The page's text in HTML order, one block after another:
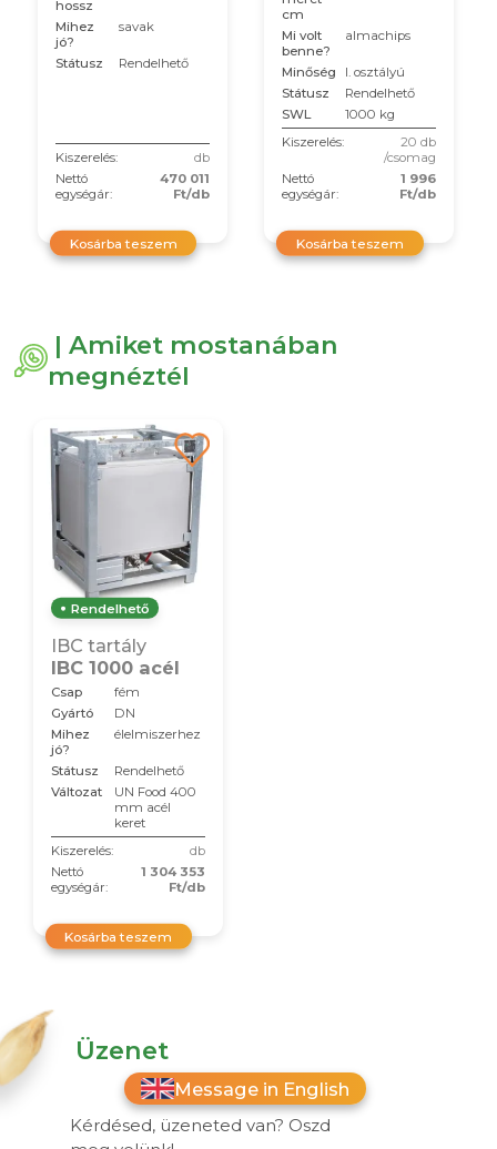
hossz
Mihez
jó?
savak
Státusz Rendelhető
Kiszerelés:
db
Nettó
egységár:
470 011
Ft/db
Kosárba teszem
cm
Mi volt
benne?
almachips
Minőség
I. osztályú
Státusz
Rendelhető
SWL
1000 kg
Kiszerelés:
20 db
/csomag
Nettó
egységár:
1 996
Ft/db
Kosárba teszem
| Amiket mostanában
megnéztél
Rendelhető
IBC tartály
IBC 1000 acél
Csap
fém
Gyártó
DN
Mihez
jó?
élelmiszerhez
Státusz
Rendelhető
Változat
UN Food 400
mm acél
keret
Kiszerelés:
db
Nettó
egységár:
1 304 353
Ft/db
Kosárba teszem
Üzenet
Message in English
Kérdésed, üzeneted van? Oszd